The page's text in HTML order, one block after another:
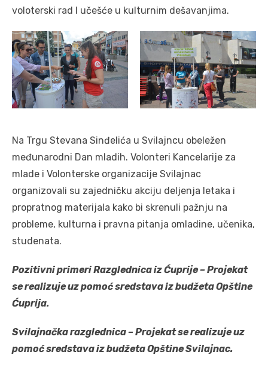
voloterski rad I učešće u kulturnim dešavanjima.
Na Trgu Stevana Sinđelića u Svilajncu obeležen
međunarodni Dan mladih. Volonteri Kancelarije za
mlade i Volonterske organizacije Svilajnac
organizovali su zajedničku akciju deljenja letaka i
propratnog materijala kako bi skrenuli pažnju na
probleme, kulturna i pravna pitanja omladine, učenika,
studenata.
Pozitivni primeri Razglednica izĆuprije– Projekat
se realizuje uz pomoć sredstava iz budžeta Opštine
Ćuprija.
Svilajnačka razglednica – Projekat se realizuje uz
pomoć sredstava iz budžeta Opštine Svilajnac.